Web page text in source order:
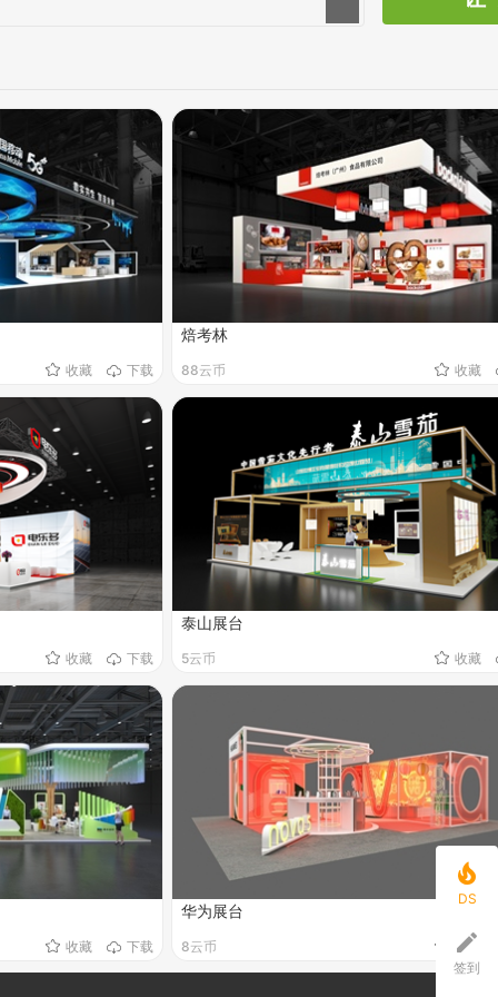
收藏 下载
焙考林
88云币 收藏
收藏 下载
泰山展台
5云币 收藏
收藏 下载
华为展台
8云币 收藏

DS

签到